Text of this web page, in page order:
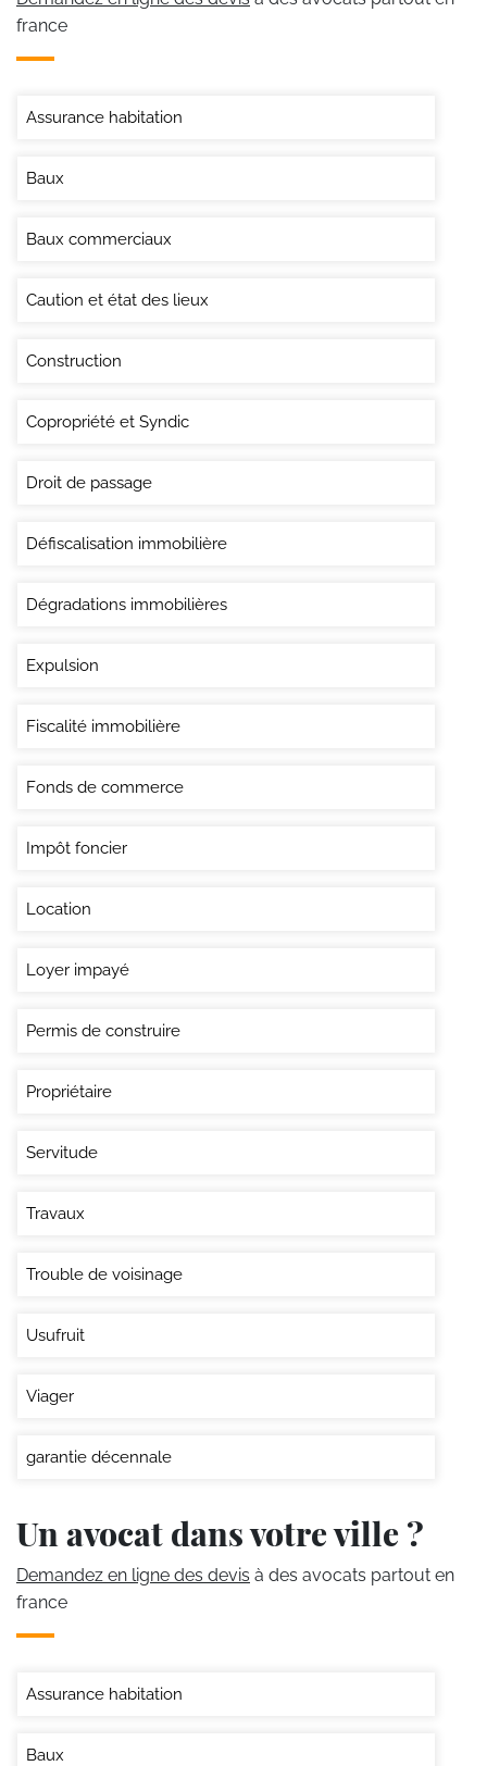
france
Assurance habitation
Baux
Baux commerciaux
Caution et état des lieux
Construction
Copropriété et Syndic
Droit de passage
Défiscalisation immobilière
Dégradations immobilières
Expulsion
Fiscalité immobilière
Fonds de commerce
Impôt foncier
Location
Loyer impayé
Permis de construire
Propriétaire
Servitude
Travaux
Trouble de voisinage
Usufruit
Viager
garantie décennale
Un avocat dans votre ville ?
Demandez en ligne des devis à des avocats partout en
france
Assurance habitation
Baux